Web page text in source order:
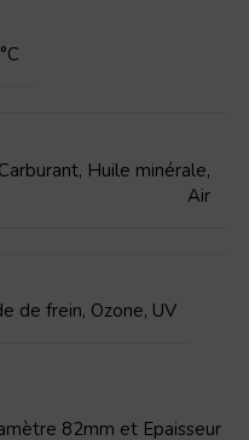
Carburant, Huile minérale,
Air
de frein, Ozone, UV
82mm et Epaisseur